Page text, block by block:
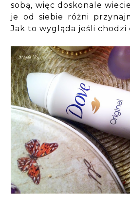
sobą, więc doskonale
je od siebie różni
Jak to wygląda jeśli chodzi